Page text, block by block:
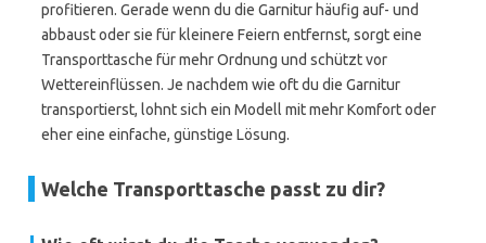
profitieren. Gerade wenn du die Garnitur häufig auf- und
abbaust oder sie für kleinere Feiern entfernst, sorgt eine
Transporttasche für mehr Ordnung und schützt vor
Wettereinflüssen. Je nachdem wie oft du die Garnitur
transportierst, lohnt sich ein Modell mit mehr Komfort oder
eher eine einfache, günstige Lösung.
Welche Transporttasche passt zu dir?